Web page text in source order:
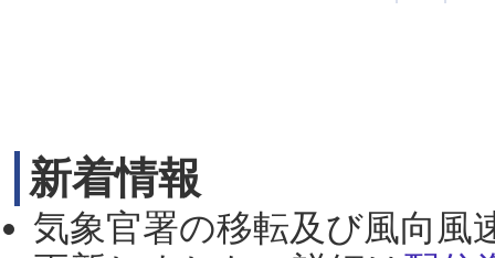
新着情報
気象官署の移転及び風向風